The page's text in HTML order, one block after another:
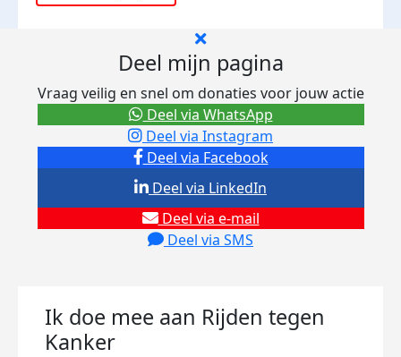
Deel mijn pagina
Vraag veilig en snel om donaties voor jouw actie
Deel via Facebook
Deel via Instagram
Deel via e-mail
Deel via SMS
Deel via LinkedIn
Deel via WhatsApp
Ik doe mee aan Rijden tegen
Kanker